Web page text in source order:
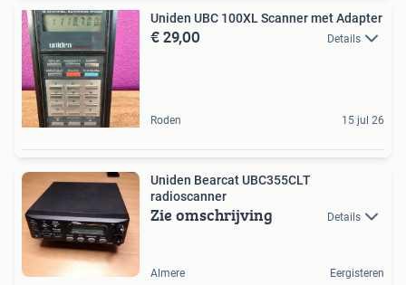
Uniden UBC 100XL Scanner met Adapter
€ 29,00 Details
Roden 15 jul 26
Uniden Bearcat UBC355CLT
radioscanner
Zie omschrijving Details
Almere Eergisteren